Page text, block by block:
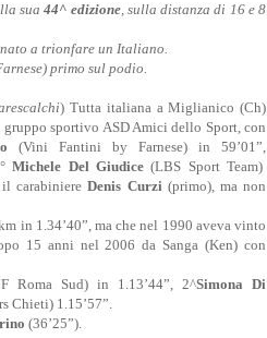
sua44^ edizione, sulla distanza di 16 e 8
a trionfare un Italiano.
primo sul podio.
) Tutta italiana a Miglianico (Ch)
sportivo ASD Amici dello Sport, con
(Vini Fantini by Farnese) in 59’01”,
Michele Del Giudice (LBS Sport Team)
il carabiniereDenis Curzi(primo), ma non
in 1.34’40”, ma che nel 1990 aveva vinto
15 anni nel 2006 da Sanga (Ken) con
Roma Sud) in 1.13’44”, 2^Simona Di
Chieti) 1.15’57”.
(36’25”).